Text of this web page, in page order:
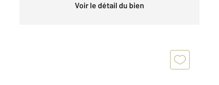
Voir le détail du bien